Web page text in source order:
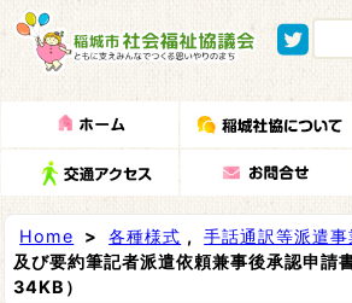
Home > 各種様式 , 手話通訳等派遣事
及び要約筆記者派遣依頼兼事後承認申請
34KB）